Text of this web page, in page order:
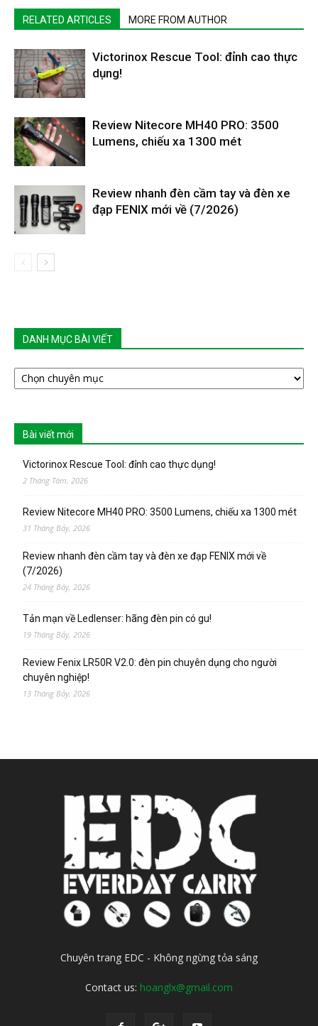
RELATED ARTICLES MORE FROM AUTHOR
Victorinox Rescue Tool: đỉnh cao thực
dụng!
Review Nitecore MH40 PRO: 3500
Lumens, chiếu xa 1300 mét
Review nhanh đèn cầm tay và đèn xe
đạp FENIX mới về (7/2026)
DANH MỤC BÀI VIẾT
DANH
MỤC
Bài viết mới
Victorinox Rescue Tool: đỉnh cao thực dụng!
2 Tháng Tám, 2026
Review Nitecore MH40 PRO: 3500 Lumens, chiếu xa 1300 mét
31 Tháng Bảy, 2026
Review nhanh đèn cầm tay và đèn xe đạp FENIX mới về
(7/2026)
24 Tháng Bảy, 2026
Tản mạn về Ledlenser: hãng đèn pin có gu!
19 Tháng Bảy, 2026
Review Fenix LR50R V2.0: đèn pin chuyên dụng cho người
chuyên nghiệp!
13 Tháng Bảy, 2026
Chuyên trang EDC - Không ngừng tỏa sáng
Contact us: hoanglx@gmail.com